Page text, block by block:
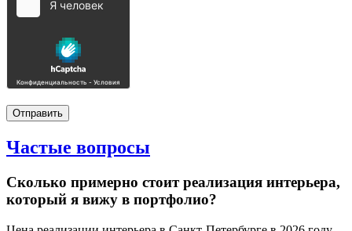
Частые вопросы
Сколько примерно стоит реализация интерьера,
который я вижу в портфолио?